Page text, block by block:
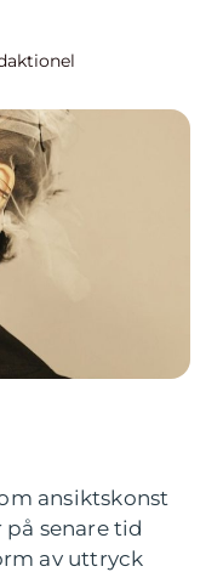
ansiktskonst
senare tid
av uttryck